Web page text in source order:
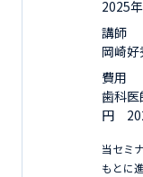
2025
講師
岡崎好
費用
歯科
円
当セミ
もとに